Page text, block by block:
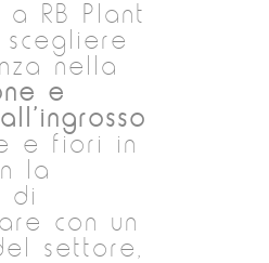
RB Plant
nella
e
e fiori in
la
di
con un
settore,